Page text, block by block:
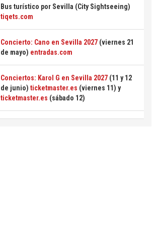
Bus turístico por Sevilla (City Sightseeing)
tiqets.com
Concierto: Cano en Sevilla 2027 (viernes 21
de mayo) entradas.com
Conciertos: Karol G en Sevilla 2027 (11 y 12
de junio) ticketmaster.es (viernes 11) y
ticketmaster.es (sábado 12)